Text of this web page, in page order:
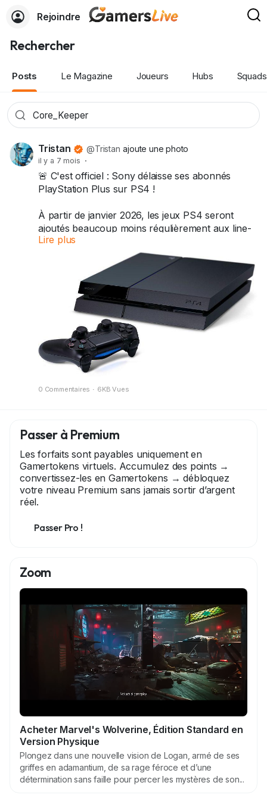
Rejoindre
Rechercher
Posts Le Magazine Joueurs Hubs Squads
Tristan @Tristan ajoute une photo
il y a 7 mois ·
🚨 C'est officiel : Sony délaisse ses abonnés
PlayStation Plus sur PS4 !
À partir de janvier 2026, les jeux PS4 seront
ajoutés beaucoup moins régulièrement aux line-
ups mensuels Essential et au Catalogue de jeux
Exemple avec janvier : sur Need for Speed
Unbound, Epic Mickey Rebrushed et Core
Keeper, seulement 2 sont jouables sur PS4 (les
autres PS5 only).
Fin d'une ère pour les possesseurs de PS4 ?
Sony pousse vers la next-gen... 😤
Passez au PS5 ou ragequit ?
Lire plus
0 Commentaires · 6KB Vues
Passer à Premium
Les forfaits sont payables uniquement en
Gamertokens virtuels. Accumulez des points →
convertissez-les en Gamertokens → débloquez
votre niveau Premium sans jamais sortir d’argent
réel.
Passer Pro !
Zoom
Acheter Marvel's Wolverine, Édition Standard en
Version Physique
Plongez dans une nouvelle vision de Logan, armé de ses
griffes en adamantium, de sa rage féroce et d’une
détermination sans faille pour percer les mystères de son...